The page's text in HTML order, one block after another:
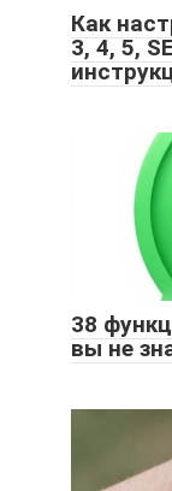
Как
3, 4, 5,
38
вы не